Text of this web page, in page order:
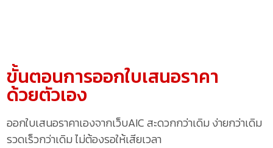
ขั้นตอนการออกใบเสนอราคา
ด้วยตัวเอง
ออกใบเสนอราคาเองจากเว็บAIC สะดวกกว่าเดิม ง่ายกว่าเดิม
รวดเร็วกว่าเดิม ไม่ต้องรอให้เสียเวลา